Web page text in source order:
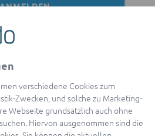
Mit Apple anmelden
in with Google
verschiedene Cookies zum
Zwecken, und solche zu Marketing-
Webseite grundsätzlich auch ohne
Hiervon ausgenommen sind die